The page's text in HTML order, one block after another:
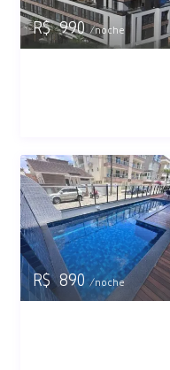
R$ 990/noche
R$ 890/noche